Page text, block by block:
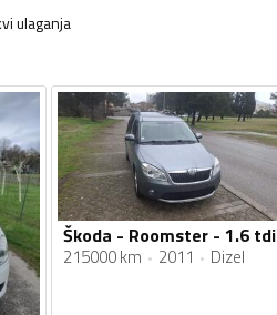
ulaganja
Škoda - Roomster - 1.6 tdi
215000 km 2011 Dizel